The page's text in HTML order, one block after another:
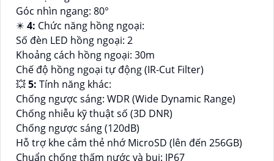
Góc nhìn ngang: 80°
✴️ 4: Chức năng hồng ngoại:
Số đèn LED hồng ngoại: 2
Khoảng cách hồng ngoại: 30m
Chế độ hồng ngoại tự động (IR-Cut Filter)
💥5: Tính năng khác:
Chống ngược sáng: WDR (Wide Dynamic Range)
Chống nhiễu kỹ thuật số (3D DNR)
Chống ngược sáng (120dB)
Hỗ trợ khe cắm thẻ nhớ MicroSD (lên đến 256GB)
Chuẩn chống thấm nước và bụi: IP67